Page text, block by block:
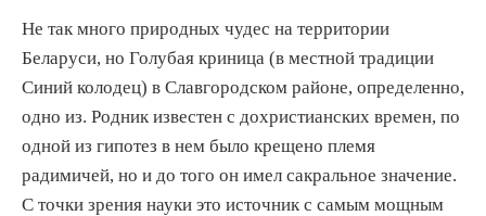
Не так много природных чудес на территории
Беларуси, но Голубая криница (в местной традиции
Синий колодец) в Славгородском районе, определенно,
одно из. Родник известен с дохристианских времен, по
одной из гипотез в нем было крещено племя
радимичей, но и до того он имел сакральное значение.
С точки зрения науки это источник с самым мощным